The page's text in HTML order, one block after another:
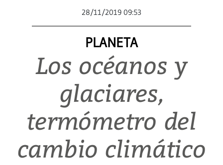
28/11/2019 09:53
PLANETA
Los océanos y
glaciares,
termómetro del
cambio climático